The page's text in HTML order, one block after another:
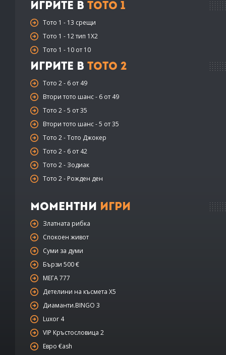
Игрите в Тото 1
Тото 1 - 13 срещи
Тото 1 - 12 тип 1X2
Тото 1 - 10 от 10
Игрите в Тото 2
Тото 2 - 6 от 49
Втори тото шанс - 6 от 49
Тото 2 - 5 от 35
Втори тото шанс - 5 от 35
Тото 2 - Тото Джокер
Тото 2 - 6 от 42
Тото 2 - Зодиак
Тото 2 - Рожден ден
Моментни Игри
Златната рибка
Спокоен живот
Суми за думи
Бързи 500 €
МЕГА 777
Детелини на късмета Х5
Диаманти.BINGO 3
Luxor 4
VIP Кръстословица 2
Евро €ash